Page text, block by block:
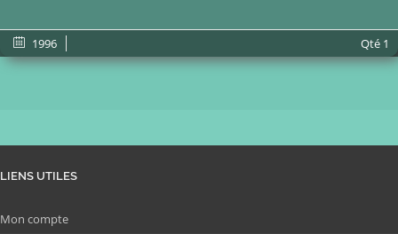
1996 Qté 1
LIENS UTILES
Mon compte